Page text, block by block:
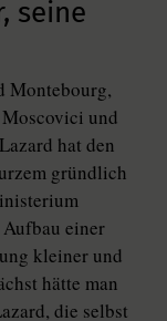
seine
Montebourg,
und
hat den
gründlich
einer
kleiner und
hätte man
die selbst